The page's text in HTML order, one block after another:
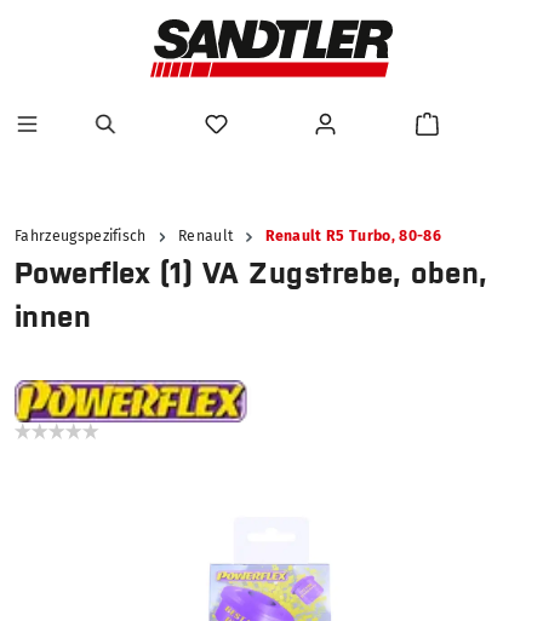
Fahrzeugspezifisch Renault Renault R5 Turbo, 80-86
Powerflex (1) VA Zugstrebe, oben,
innen